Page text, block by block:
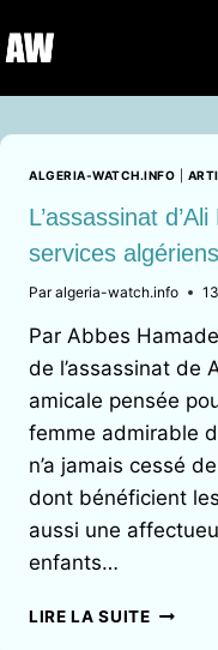
au
ALGERIA-WATCH.INFO
L’assassinat
services
Par algeria-watch.info
Par Abbes
de l’assassinat de
amicale pensée
femme admirable
n’a jamais cessé
dont bénéficient
aussi une
enfants…
LIRE LA SUITE